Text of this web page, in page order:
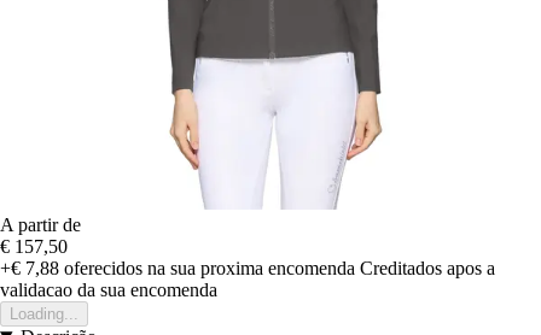
A partir de
€ 157,50
+€ 7,88 oferecidos na sua proxima encomenda Creditados apos a
validacao da sua encomenda
Loading...